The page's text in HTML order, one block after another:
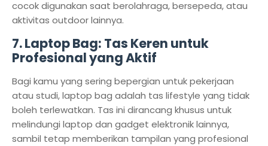
cocok digunakan saat berolahraga, bersepeda, atau
aktivitas outdoor lainnya.
7.Laptop Bag: Tas Keren untuk
Profesional yang Aktif
Bagi kamu yang sering bepergian untuk pekerjaan
atau studi, laptop bag adalah tas lifestyle yang tidak
boleh terlewatkan. Tas ini dirancang khusus untuk
melindungi laptop dan gadget elektronik lainnya,
sambil tetap memberikan tampilan yang profesional